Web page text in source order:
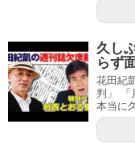
久し
らず
花田紀
判」 「
本当に